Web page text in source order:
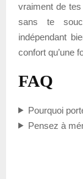
vraiment de
sans te
indépendant
confort qu’une
FAQ
Pourquoi
Pensez à